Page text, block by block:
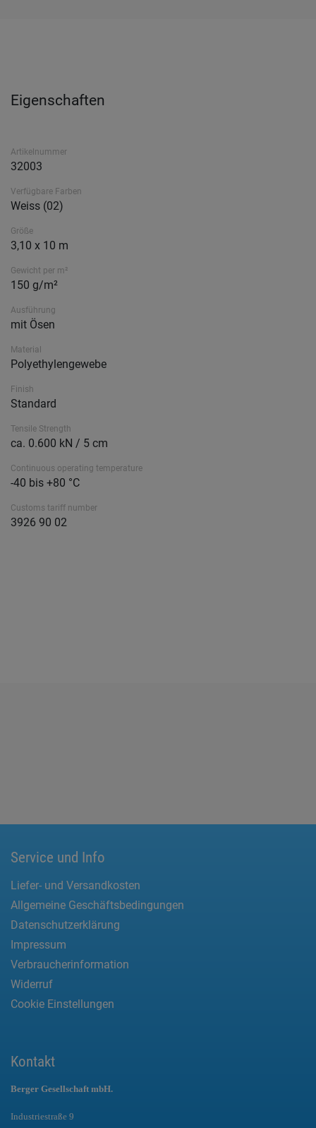
Eigenschaften
Artikelnummer
32003
Verfügbare Farben
Weiss (02)
Größe
3,10 x 10 m
Gewicht per m²
150 g/m²
Ausführung
mit Ösen
Material
Polyethylengewebe
Finish
Standard
Tensile Strength
ca. 0.600 kN / 5 cm
Continuous operating temperature
-40 bis +80 °C
Customs tariff number
3926 90 02
Service und Info
Liefer- und Versandkosten
Allgemeine Geschäftsbedingungen
Datenschutzerklärung
Impressum
Verbraucherinformation
Widerruf
Cookie Einstellungen
Kontakt
Berger Gesellschaft mbH.
Industriestraße 9